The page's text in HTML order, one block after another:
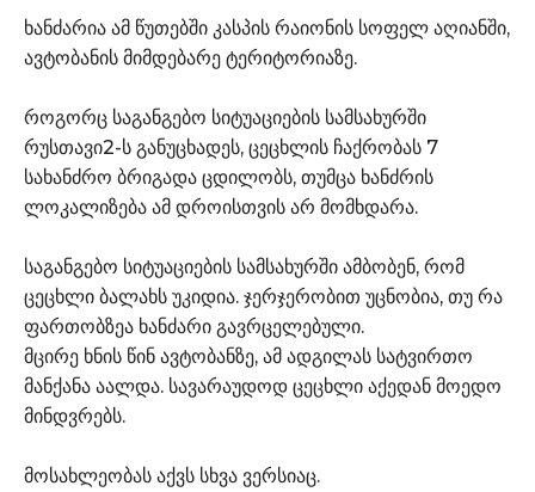
ხანძარია ამ წუთებში კასპის რაიონის სოფელ აღიანში,
ავტობანის მიმდებარე ტერიტორიაზე.
როგორც საგანგებო სიტუაციების სამსახურში
რუსთავი2-ს განუცხადეს, ცეცხლის ჩაქრობას 7
სახანძრო ბრიგადა ცდილობს, თუმცა ხანძრის
ლოკალიზება ამ დროისთვის არ მომხდარა.
საგანგებო სიტუაციების სამსახურში ამბობენ, რომ
ცეცხლი ბალახს უკიდია. ჯერჯერობით უცნობია, თუ რა
ფართობზეა ხანძარი გავრცელებული.
მცირე ხნის წინ ავტობანზე, ამ ადგილას სატვირთო
მანქანა აალდა. სავარაუდოდ ცეცხლი აქედან მოედო
მინდვრებს.
მოსახლეობას აქვს სხვა ვერსიაც.